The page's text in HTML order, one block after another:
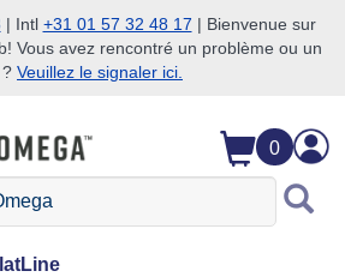
| Intl +31 01 57 32 48 17 | Bienvenue sur
Vous avez rencontré un problème ou un
Veuillez le signaler ici.
0